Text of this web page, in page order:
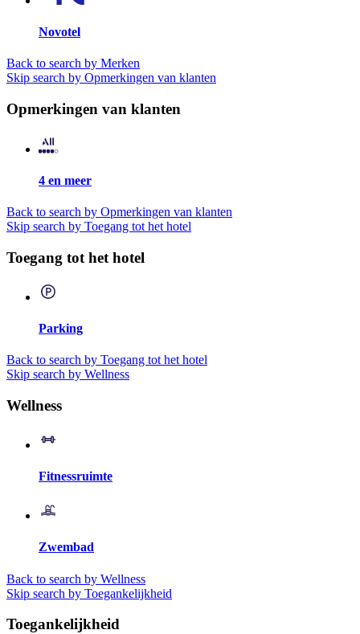
Novotel
Back to search by Merken
Skip search by Opmerkingen van klanten
Opmerkingen van klanten
4 en meer
Back to search by Opmerkingen van klanten
Skip search by Toegang tot het hotel
Toegang tot het hotel
Parking
Back to search by Toegang tot het hotel
Skip search by Wellness
Wellness
Fitnessruimte
Zwembad
Back to search by Wellness
Skip search by Toegankelijkheid
Toegankelijkheid